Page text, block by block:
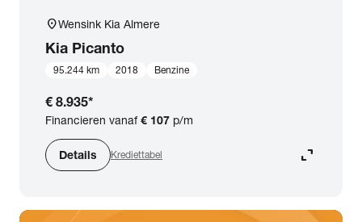
location_onWensink Kia Almere
Kia Picanto
95.244 km 2018 Benzine
€ 8.935*
Financieren vanaf€ 107 p/m
Details Krediettabel expand_content